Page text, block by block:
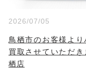
05
のお客様よりバーバ
せていただきました